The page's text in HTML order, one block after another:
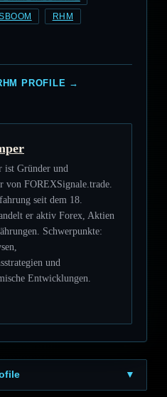
RHM
PROFILE →
ist Gründer und
von FOREXSignale.trade.
seit dem 18.
er aktiv Forex, Aktien
Schwerpunkte:
und
Entwicklungen.
▼